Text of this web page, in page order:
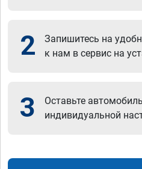
2
Запишитесь на
к нам в сервис на
3
Оставьте
индивидуальной